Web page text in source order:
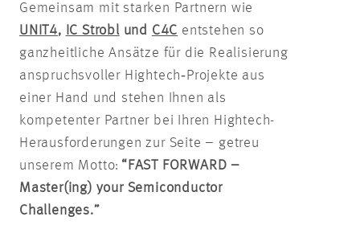
Gemeinsam mit starken Partnern wie
UNIT4, IC Stroblund C4C entstehen so
ganzheitliche Ansätze für die Realisierung
anspruchsvoller Hightech‑Projekte aus
einer Hand und stehen Ihnen als
kompetenter Partner bei Ihren Hightech-
Herausforderungen zur Seite – getreu
unserem Motto: “FAST FORWARD –
Master(ing) your Semiconductor
Challenges.”